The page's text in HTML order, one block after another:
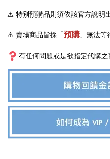
⚠️ 特別預購品則須依該官方說明
⚠️ 賣場商品皆採 「預購 」 無法等
有任何問題或是欲指定代購